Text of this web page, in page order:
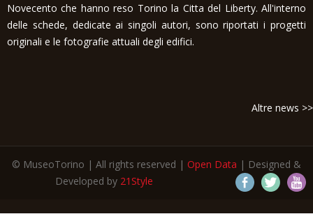
Novecento che hanno reso Torino la Citta del Liberty. All'interno
delle schede, dedicate ai singoli autori, sono riportati i progetti
originali e le fotografie attuali degli edifici.
Altre news >>
© MuseoTorino | All rights reserved | Open Data | Designed &
Developed by 21Style